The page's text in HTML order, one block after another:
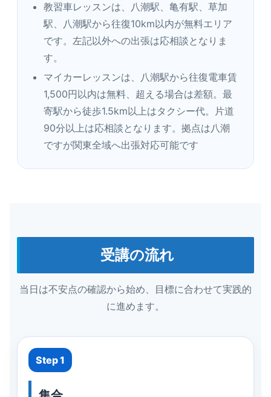
教習車レッスンは、八潮駅、亀有駅、草加
駅、八潮駅から往復10km以内が無料エリア
です。左記以外への出張は応相談となりま
す。
マイカーレッスンは、八潮駅から往復電車賃
1,500円以内は無料、超える場合は差額。最
寄駅から徒歩1.5km以上はタクシー代。片道
90分以上は応相談となります。拠点は八潮
ですが関東全域へ出張対応可能です
受講の流れ
当日は不安点の確認から始め、目標に合わせて実践的
に進めます。
Step 1